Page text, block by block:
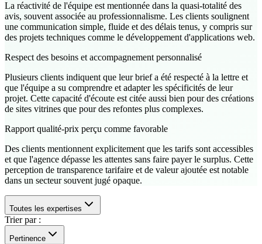
La réactivité de l'équipe est mentionnée dans la quasi-totalité des
avis, souvent associée au professionnalisme. Les clients soulignent
une communication simple, fluide et des délais tenus, y compris sur
des projets techniques comme le développement d'applications web.
Respect des besoins et accompagnement personnalisé
Plusieurs clients indiquent que leur brief a été respecté à la lettre et
que l'équipe a su comprendre et adapter les spécificités de leur
projet. Cette capacité d'écoute est citée aussi bien pour des créations
de sites vitrines que pour des refontes plus complexes.
Rapport qualité-prix perçu comme favorable
Des clients mentionnent explicitement que les tarifs sont accessibles
et que l'agence dépasse les attentes sans faire payer le surplus. Cette
perception de transparence tarifaire et de valeur ajoutée est notable
dans un secteur souvent jugé opaque.
Toutes les expertises
Trier par :
Pertinence